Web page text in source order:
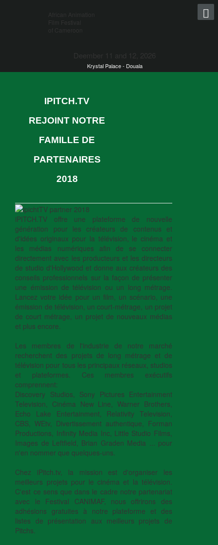
African Animation
Film Festival
of Cameroon
Deember 11 and 12, 2026
Krystal Palace - Douala
IPITCH.TV
REJOINT NOTRE
FAMILLE DE
PARTENAIRES
2018
iPITCH.TV offre une plateforme de nouvelle
génération pour les créateurs de contenus et
d'idées originaux pour la télévision, le cinéma et
les médias numériques afin de se connecter
directement avec les producteurs et les directeurs
de studio d'Hollywood et donne aux créateurs des
conseils professionnels sur la façon de présenter
une émission de télévision ou un long métrage.
Lancez votre idée pour un film, un scénario, une
émission de télévision, un court-métrage, un projet
de court métrage, un projet de nouveaux médias
et plus encore.
Les membres de l'industrie de notre marché
recherchent des projets de long métrage et de
télévision pour tous les principaux réseaux, studios
et plateformes. Ces membres exécutifs
comprennent:
Discovery Studios, Sony Pictures Entertainment
Television, Cinéma New Line, Warner Brothers,
Echo Lake Entertainment, Relativity Television,
CBS, WEtv, Divertissement authentique, Forman
Productions, Infinity Media Inc, Little Studio Films,
Images de Leftfield, Brian Graden Media ... pour
n'en nommer que quelques-uns.
Chez iPitch.tv, la mission est d'organiser les
meilleurs projets pour le cinéma et la télévision.
C'est ce sens que dans le cadre notre partenariat
avec le Festival CANIMAF, nous offrirons des
adhésions gratuites à notre plateforme et des
listes de présentation aux meilleurs projets de
Pitchs.